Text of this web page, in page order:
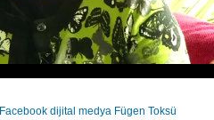
Facebook dijital medya Fügen Toksü